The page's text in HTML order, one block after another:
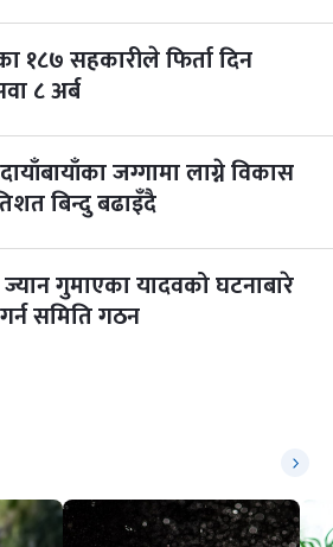
१८७ सहकारीले फिर्ता दिन
८ अर्ब
जग्गामा लाग्ने विकास
बिन्दु बढाइँदै
ज्यान गुमाएका यादवको घटनाबारे
समिति गठन